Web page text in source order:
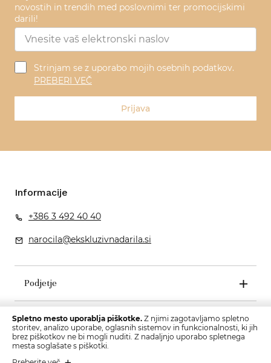
novostih in trendih med poslovnimi ter promocijskimi
darili!
Strinjam se z uporabo mojih osebnih podatkov.
PREBERI VEČ
Prijava
Informacije
+386 3 492 40 40
narocila@ekskluzivnadarila.si
Podjetje
Pogoji poslovanja
Spletno mesto uporablja piškotke. Z njimi zagotavljamo spletno
storitev, analizo uporabe, oglasnih sistemov in funkcionalnosti, ki jih
brez piškotkov ne bi mogli nuditi. Z nadaljnjo uporabo spletnega
mesta soglašate s piškotki.